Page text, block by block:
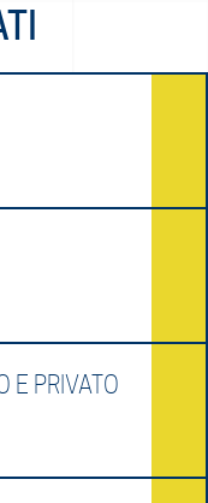
E PRIVATO